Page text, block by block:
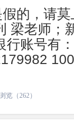
的，请
梁老师；
行账号有
览（262）